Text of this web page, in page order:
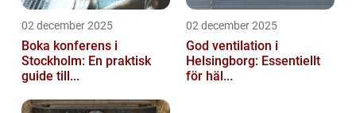
02 december 2025
Boka konferens i
Stockholm: En praktisk
guide till...
02 december 2025
God ventilation i
Helsingborg: Essentiellt
för häl...